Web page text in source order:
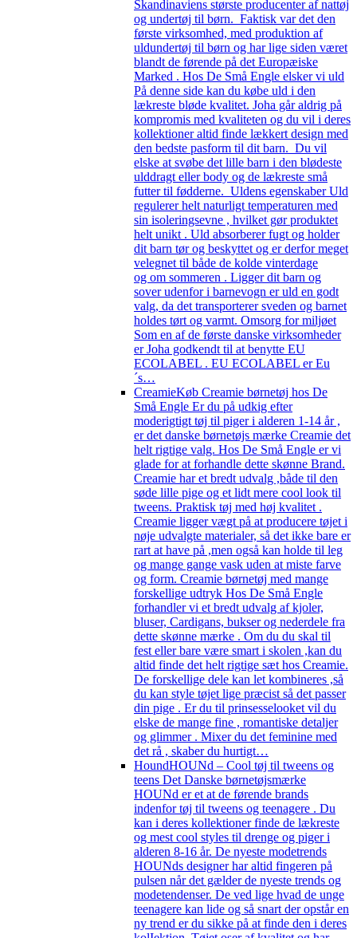
Skandinaviens største producenter af nattøj
og undertøj til børn. Faktisk var det den
første virksomhed, med produktion af
uldundertøj til børn og har lige siden været
blandt de førende på det Europæiske
Marked . Hos De Små Engle elsker vi uld
På denne side kan du købe uld i den
lækreste bløde kvalitet. Joha går aldrig på
kompromis med kvaliteten og du vil i deres
kollektioner altid finde lækkert design med
den bedste pasform til dit barn. Du vil
elske at svøbe det lille barn i den blødeste
ulddragt eller body og de lækreste små
futter til fødderne. Uldens egenskaber Uld
regulerer helt naturligt temperaturen med
sin isoleringsevne , hvilket gør produktet
helt unikt . Uld absorberer fugt og holder
dit barn tør og beskyttet og er derfor meget
velegnet til både de kolde vinterdage
og om sommeren . Ligger dit barn og
sover udenfor i barnevogn er uld en godt
valg, da det transporterer sveden og barnet
holdes tørt og varmt. Omsorg for miljøet
Som en af de første danske virksomheder
er Joha godkendt til at benytte EU
ECOLABEL . EU ECOLABEL er Eu
´s…
CreamieKøb Creamie børnetøj hos De
Små Engle Er du på udkig efter
moderigtigt tøj til piger i alderen 1-14 år ,
er det danske børnetøjs mærke Creamie det
helt rigtige valg. Hos De Små Engle er vi
glade for at forhandle dette skønne Brand.
Creamie har et bredt udvalg ,både til den
søde lille pige og et lidt mere cool look til
tweens. Praktisk tøj med høj kvalitet .
Creamie ligger vægt på at producere tøjet i
nøje udvalgte materialer, så det ikke bare er
rart at have på ,men også kan holde til leg
og mange gange vask uden at miste farve
og form. Creamie børnetøj med mange
forskellige udtryk Hos De Små Engle
forhandler vi et bredt udvalg af kjoler,
bluser, Cardigans, bukser og nederdele fra
dette skønne mærke . Om du du skal til
fest eller bare være smart i skolen ,kan du
altid finde det helt rigtige sæt hos Creamie.
De forskellige dele kan let kombineres ,så
du kan style tøjet lige præcist så det passer
din pige . Er du til prinsesselooket vil du
elske de mange fine , romantiske detaljer
og glimmer . Mixer du det feminine med
det rå , skaber du hurtigt…
HoundHOUNd – Cool tøj til tweens og
teens Det Danske børnetøjsmærke
HOUNd er et at de førende brands
indenfor tøj til tweens og teenagere . Du
kan i deres kollektioner finde de lækreste
og mest cool styles til drenge og piger i
alderen 8-16 år. De nyeste modetrends
HOUNds designer har altid fingeren på
pulsen når det gælder de nyeste trends og
modetendenser. De ved lige hvad de unge
teenagere kan lide og så snart der opstår en
ny trend er du sikke på at finde den i deres